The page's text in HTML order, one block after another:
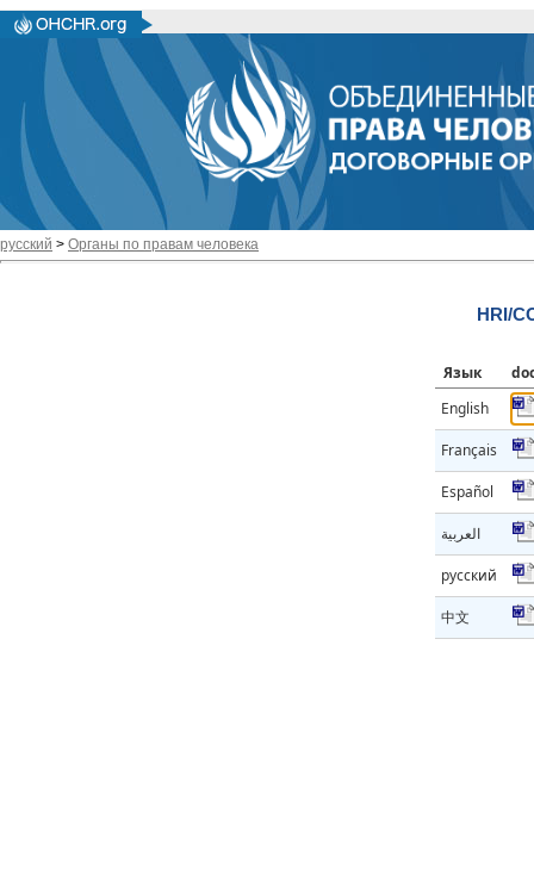
русский > Органы по правам человека
HRI/
Язык
English
Français
Español
العربية
русский
中文